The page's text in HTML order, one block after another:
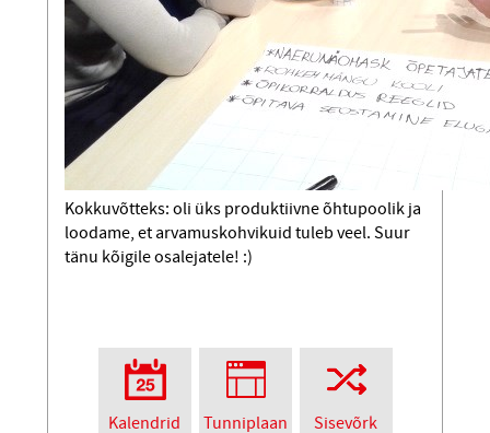
Kokkuvõtteks: oli üks produktiivne õhtupoolik ja
loodame, et arvamuskohvikuid tuleb veel. Suur
tänu kõigile osalejatele! :)
Kalendrid Tunniplaan Sisevõrk